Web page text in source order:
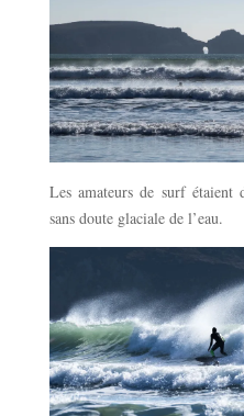
Les amateurs de surf étaient
sans doute glaciale de l’eau.